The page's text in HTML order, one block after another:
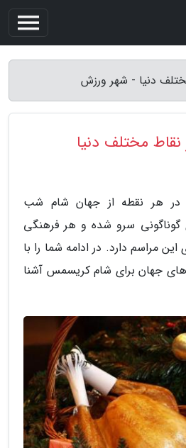
دنیا - شهر ورزش
مختلف دنیا
در هر نقطه از جهان شام شب
سرو شده و هر فرهنگی
مراسم دارد. در ادامه شما را با
جهان برای شام کریسمس آشنا